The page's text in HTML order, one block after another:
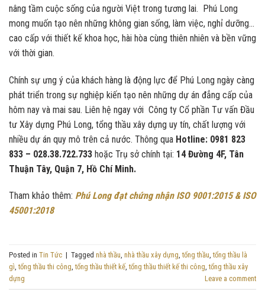
nâng tầm cuộc sống của người Việt trong tương lai. Phú Long
mong muốn tạo nên những không gian sống, làm việc, nghỉ dưỡng…
cao cấp với thiết kế khoa học, hài hòa cùng thiên nhiên và bền vững
với thời gian.
Chính sự ưng ý của khách hàng là động lực để Phú Long ngày càng
phát triển trong sự nghiệp kiến tạo nên những dự án đẳng cấp của
hôm nay và mai sau. Liên hệ ngay với Công ty Cổ phần Tư vấn Đầu
tư Xây dựng Phú Long, tổng thầu xây dựng uy tín, chất lượng với
nhiều dự án quy mô trên cả nước. Thông qua Hotline: 0981 823
833 – 028.38.722.733 hoặc Trụ sở chính tại: 14 Đường 4F, Tân
Thuận Tây, Quận 7, Hồ Chí Minh.
Tham khảo thêm: Phú Long đạt chứng nhận ISO 9001:2015 & ISO
45001:2018
Posted in Tin Tức | Tagged nhà thầu nhà thầu xây dựng ,tổng thầu ,tổng thầu là
gì ,tổng thầu thi công ,tổng thầu thiết kế,tổng thầu thiết kế thi công ,tổng thầu xây
dựng
Leave a comment